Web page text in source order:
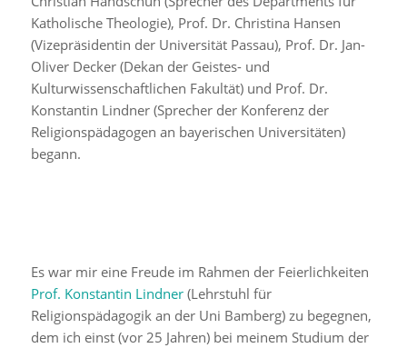
Katholische Theologie), Prof. Dr. Christina Hansen
(Vizepräsidentin der Universität Passau), Prof. Dr. Jan-
Oliver Decker (Dekan der Geistes- und
Kulturwissenschaftlichen Fakultät) und Prof. Dr.
Konstantin Lindner (Sprecher der Konferenz der
Religionspädagogen an bayerischen Universitäten)
begann.
Es war mir eine Freude im Rahmen der Feierlichkeiten
Prof. Konstantin Lindner(Lehrstuhl für
Religionspädagogik an der Uni Bamberg) zu begegnen,
dem ich einst (vor 25 Jahren) bei meinem Studium der